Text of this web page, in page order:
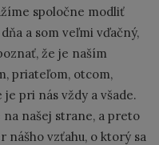
spoločne modliť
a som veľmi vďačný,
že je naším
priateľom, otcom,
pri nás vždy a všade.
našej strane, a preto
vzťahu, o ktorý sa